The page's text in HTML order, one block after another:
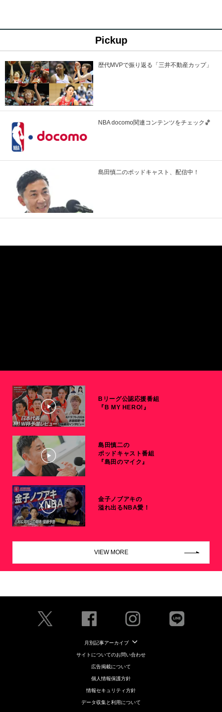
Pickup
歴代MVPで振り返る「三井不動産カップ」
NBA docomo関連コンテンツをチェック🏀
島田慎二のポッドキャスト、配信中！
Bリーグ公認応援番組
『B MY HERO!』
島田慎二の
ポッドキャスト番組
『島田のマイク』
金子ノブアキの
溢れ出るNBA愛！
VIEW MORE
月別記事アーカイブ
サイトについてのお問い合わせ
広告掲載について
個人情報保護方針
情報セキュリティ方針
データ収集と利用について